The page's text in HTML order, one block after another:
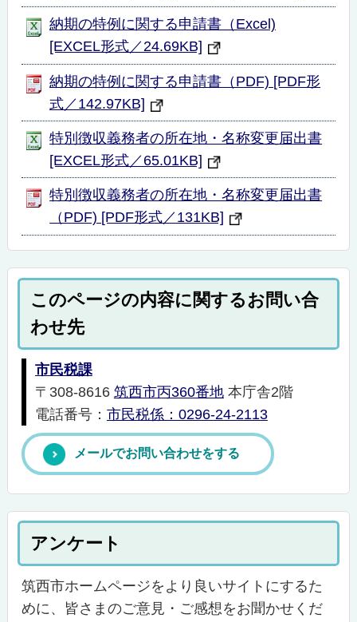
納期の特例に関する申請書（Excel)
[EXCEL形式／24.69KB]
納期の特例に関する申請書（PDF) [PDF形
式／142.97KB]
特別徴収義務者の所在地・名称変更届出書
[EXCEL形式／65.01KB]
特別徴収義務者の所在地・名称変更届出書
（PDF) [PDF形式／131KB]
このページの内容に関するお問い合
わせ先
市民税課
〒308-8616 筑西市丙360番地本庁舎2階
電話番号： 市民税係：0296-24-2113
メールでお問い合わせをする
アンケート
筑西市ホームページをより良いサイトにするた
めに、皆さまのご意見・ご感想をお聞かせくだ